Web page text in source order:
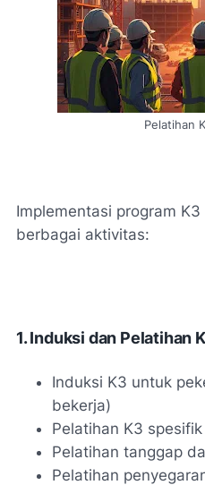
Pelatihan
Implementasi program
berbagai aktivitas:
1. Induksi dan Pelatihan
Induksi K3 untuk
bekerja)
Pelatihan K3
Pelatihan tanggap
Pelatihan